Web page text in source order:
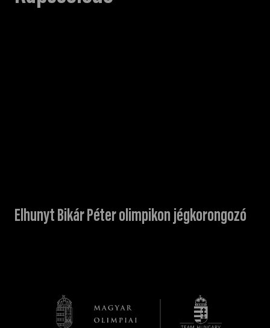
Elhunyt Bikár Péter olimpikon jégkorongozó